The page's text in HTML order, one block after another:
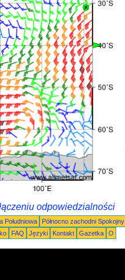
odpowiedzialności
Południowa Północno zachodni Spokojny
FAQ Języki Kontakt Gazetka O